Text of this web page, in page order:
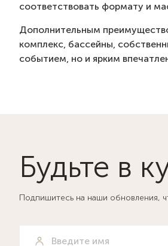
соответствовать формату и
Дополнительным
комплекс, бассейны,
событием, но и ярким
Будьте в
Подпишитесь на наши обновления,